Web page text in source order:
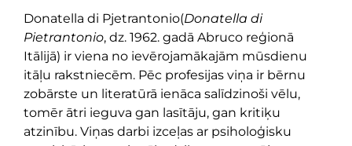
Donatella di Pjetrantonio(Donatella di
Pietrantonio, dz. 1962. gadā Abruco reģionā
Itālijā) ir viena no ievērojamākajām mūsdienu
itāļu rakstniecēm. Pēc profesijas viņa ir bērnu
zobārste un literatūrā ienāca salīdzinoši vēlu,
tomēr ātri ieguva gan lasītāju, gan kritiķu
atzinību. Viņas darbi izceļas ar psiholoģisku